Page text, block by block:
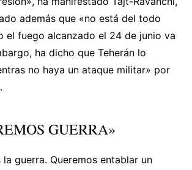
además que «no está del todo
el fuego alcanzado el 24 de junio va
ha dicho que Teherán lo
no haya un ataque militar» por
GUERRA»
la guerra. Queremos entablar un